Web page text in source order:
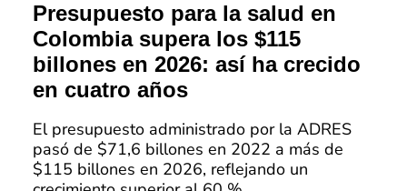
Presupuesto para la salud en
Colombia supera los $115
billones en 2026: así ha crecido
en cuatro años
El presupuesto administrado por la ADRES
pasó de $71,6 billones en 2022 a más de
$115 billones en 2026, reflejando un